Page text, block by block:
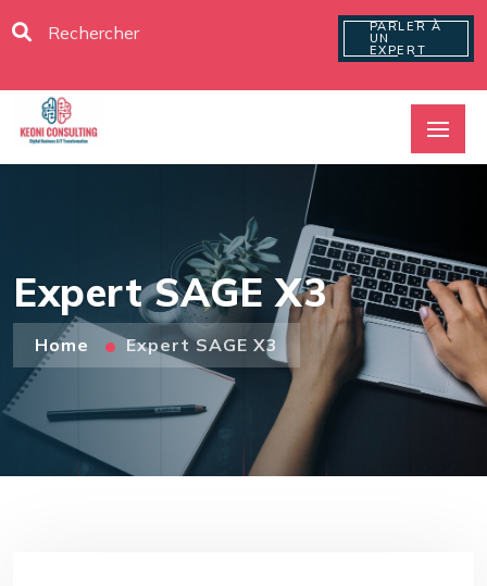
PARLER À
UN
EXPERT
Expert SAGE X3
Home Expert SAGE X3